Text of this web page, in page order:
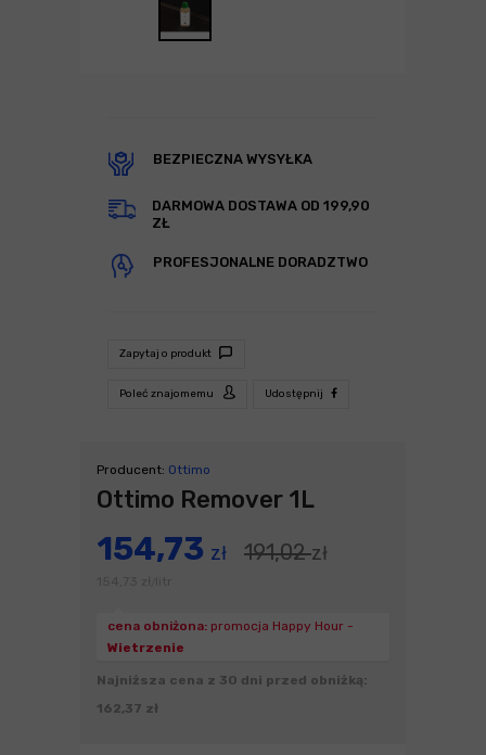
BEZPIECZNA WYSYŁKA
DARMOWA DOSTAWA OD 199,90
ZŁ
PROFESJONALNE DORADZTWO
Zapytaj o produkt
Poleć znajomemu Udostępnij
Producent: Ottimo
Ottimo Remover 1L
154,73 zł 191,02zł
cena obniżona: promocja Happy Hour -
Wietrzenie
Najniższa cena z 30 dni przed obniżką:
162,37 zł